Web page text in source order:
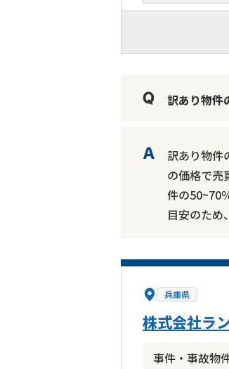
訳あり物件
訳あり物件
の価格で売
件の50~70
目安のため
兵庫県
株式会社ラ
事件・事故物